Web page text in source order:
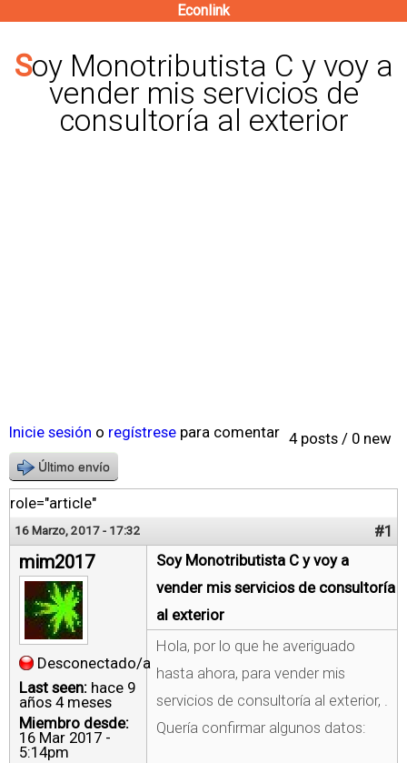
contenido
principal
Econlink
Soy Monotributista C y voy a
vender mis servicios de
consultoría al exterior
4 posts / 0 new
Inicie sesión o regístrese para comentar
Último envío
role="article"
16 Marzo, 2017 - 17:32 #1
mim2017
Desconectado/a
Last seen: hace 9
años 4 meses
Miembro desde:
16 Mar 2017 -
5:14pm
Soy Monotributista C y voy a
vender mis servicios de consultoría
al exterior
Hola, por lo que he averiguado
hasta ahora, para vender mis
servicios de consultoría al exterior, .
Quería confirmar algunos datos: